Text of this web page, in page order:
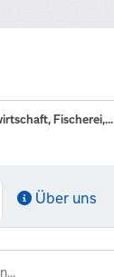
Fischerei,...
Über uns